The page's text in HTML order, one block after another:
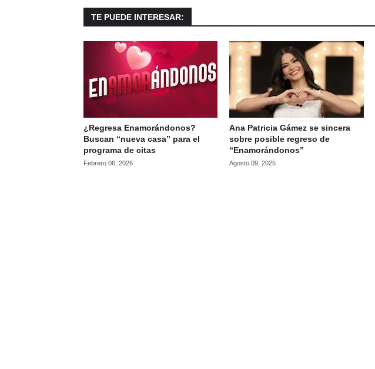
TE PUEDE INTERESAR:
¿Regresa Enamorándonos?
Buscan “nueva casa” para el
programa de citas
Febrero 06, 2026
Ana Patricia Gámez se sincera
sobre posible regreso de
“Enamorándonos”
Agosto 09, 2025